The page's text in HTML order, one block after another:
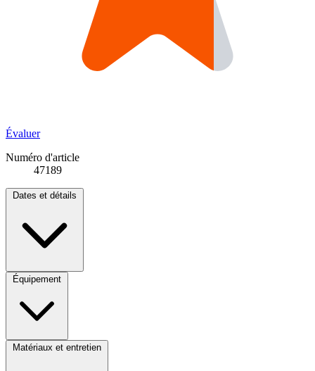
Évaluer
Numéro d'article
47189
Dates et détails
Équipement
Matériaux et entretien